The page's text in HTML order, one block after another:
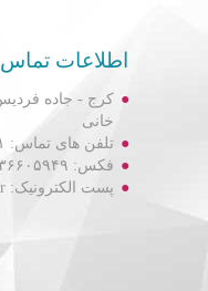
اطلاعات تماس
خانی
تلفن های تماس: ۳۶۶۰۰۰۹۱-۰۲۶ - ۳۶۶۰۲۷۴۰-۰۲۶
فکس: ۳۶۶۰۵۹۴۹-۰۲۶
پست الکترونیک: info@karajhood.ir